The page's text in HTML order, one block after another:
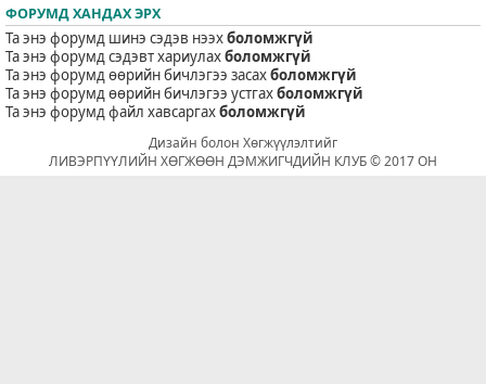
ФОРУМД ХАНДАХ ЭРХ
Та энэ форумд шинэ сэдэв нээхболомжгүй
Та энэ форумд сэдэвт хариулахболомжгүй
Та энэ форумд өөрийн бичлэгээ засахболомжгүй
Та энэ форумд өөрийн бичлэгээ устгахболомжгүй
Та энэ форумд файл хавсаргахболомжгүй
Дизайн болон Хөгжүүлэлтийг
ЛИВЭРПҮҮЛИЙН ХӨГЖӨӨН ДЭМЖИГЧДИЙН КЛУБ © 2017 ОН